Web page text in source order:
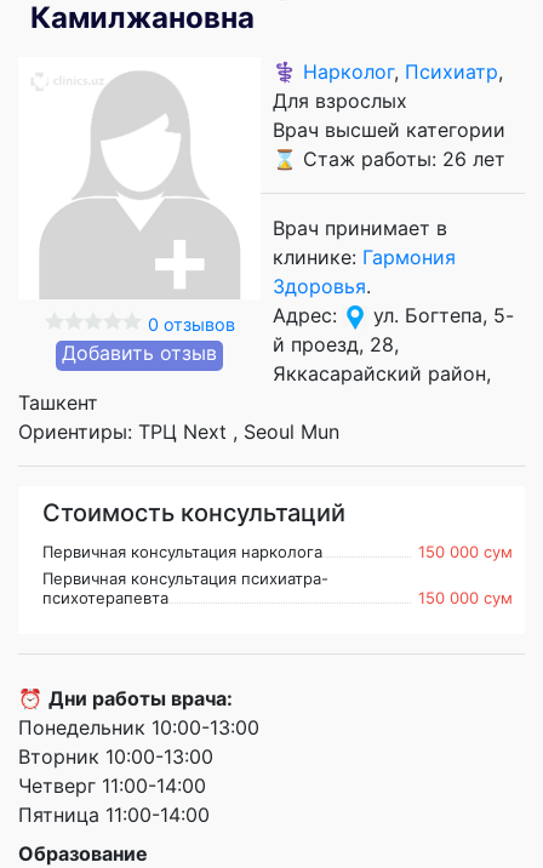
Камилжановна
0 отзывов
Добавить отзыв
⚕️ Нарколог, Психиатр,
Для взрослых
Врач высшей категории
⌛ Стаж работы: 26 лет
Врач принимает в
клинике: Гармония
Здоровья.
Адрес:
ул. Богтепа, 5-
й проезд, 28,
Яккасарайский район,
Ташкент
Ориентиры: ТРЦ Next , Seoul Mun
Стоимость консультаций
Первичная консультация нарколога
150 000 сум
Первичная консультация психиатра-
психотерапевта
150 000 сум
⏰ Дни работы врача:
Понедельник 10:00-13:00
Вторник 10:00-13:00
Четверг 11:00-14:00
Пятница 11:00-14:00
Образование